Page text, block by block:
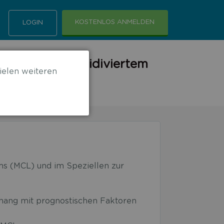
LOGIN KOSTENLOS ANMELDEN
rezidiviertem
(MCL) und im Speziellen zur
mit prognostischen Faktoren
weiteren